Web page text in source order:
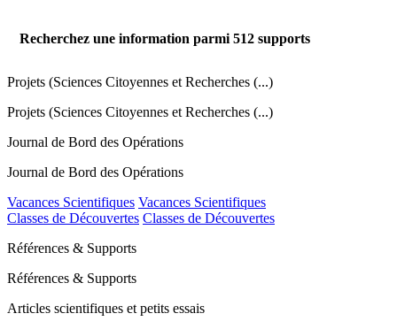
Recherchez une information parmi 512 supports
Projets (Sciences Citoyennes et Recherches (...)
Projets (Sciences Citoyennes et Recherches (...)
Journal de Bord des Opérations
Journal de Bord des Opérations
Vacances Scientifiques Vacances Scientifiques
Classes de Découvertes Classes de Découvertes
Références & Supports
Références & Supports
Articles scientifiques et petits essais